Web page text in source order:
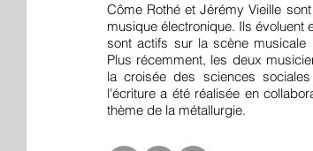
Côme Rothé et Jérémy Vieille
musique électronique. Ils évoluent
sont actifs sur la scène
Plus récemment, les deux
la croisée des sciences
l'écriture a été réalisée en
thème de la métallurgie.